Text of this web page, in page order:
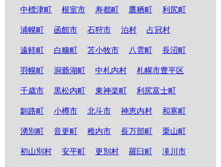
中標津町 根室市 寿都町 鷹栖町 利尻町
浦幌町 函館市 石狩市 泊村 占冠村
遠軽町 白糠町 苫小牧市 八雲町 長沼町
羽幌町 洞爺湖町 中札内村 札幌市豊平区
千歳市 黒松内町 東神楽町 利尻富士町
釧路町 小樽市 北斗市 神恵内村 和寒町
湧別町 音更町 稚内市 長万部町 栗山町
初山別村 安平町 更別村 羅臼町 滝川市